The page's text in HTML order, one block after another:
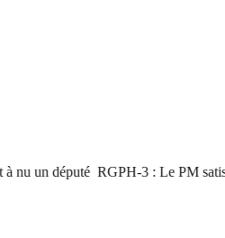
un députéRGPH-3 : Le PM satisfait